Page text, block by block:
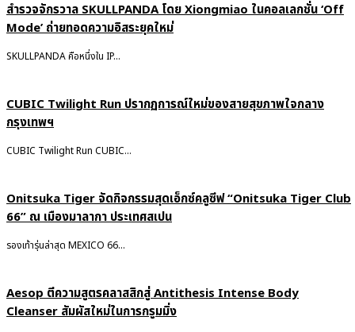
สำรวจจักรวาล SKULLPANDA โดย Xiongmiao ในคอลเลกชั่น ‘Off
Mode’ ถ่ายทอดความอิสระยุคใหม่
SKULLPANDA คือหนึ่งใน IP...
CUBIC Twilight Run ปรากฏการณ์ใหม่ของสายสุขภาพใจกลาง
กรุงเทพฯ
CUBIC Twilight Run CUBIC...
Onitsuka Tiger จัดกิจกรรมสุดเอ็กซ์คลูซีฟ “Onitsuka Tiger Club
66” ณ เมืองมาลากา ประเทศสเปน
รองเท้ารุ่นล่าสุด MEXICO 66...
Aesop ตีความสูตรคลาสสิกสู่ Antithesis Intense Body
Cleanser สัมผัสใหม่ในการกรูมมิ่ง